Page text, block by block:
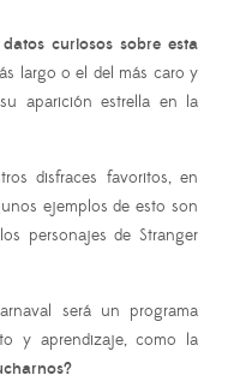
datos curiosos sobre esta
largo o el del más caro y
aparición estrella en la
disfraces favoritos, en
ejemplos de esto son
personajes de Stranger
será un programa
y aprendizaje, como la